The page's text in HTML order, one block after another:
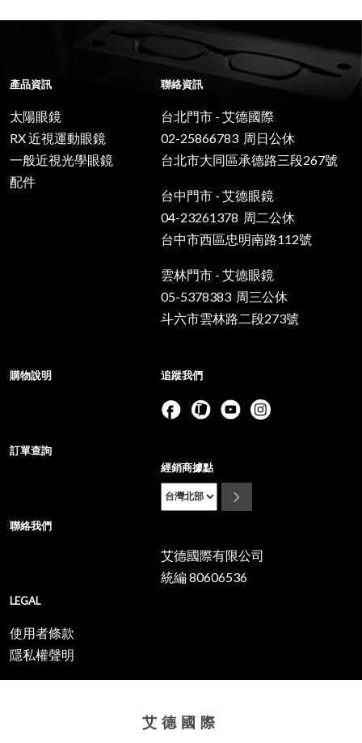
產品資訊
太陽眼鏡
RX 近視運動眼鏡
一般近視光學眼鏡
配件
聯絡資訊
台北門市 - 艾德國際
02-25866783 周日公休
台北市大同區承德路三段267號
台中門市 - 艾德眼鏡
04-23261378 周二公休
台中市西區忠明南路112號
雲林門市 - 艾德眼鏡
05-5378383 周三公休
斗六市雲林路二段273號
購物說明
訂單查詢
聯絡我們
LEGAL
使用者條款
隱私權聲明
追蹤我們
經銷商據點
艾德國際有限公司
統編 80606536
艾德國際